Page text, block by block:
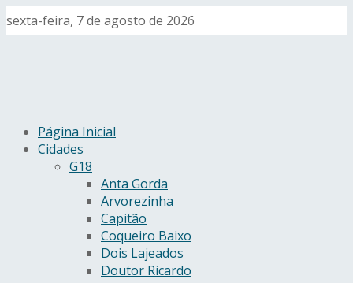
sexta-feira, 7 de agosto de 2026
Página Inicial
Cidades
G18
Anta Gorda
Arvorezinha
Capitão
Coqueiro Baixo
Dois Lajeados
Doutor Ricardo